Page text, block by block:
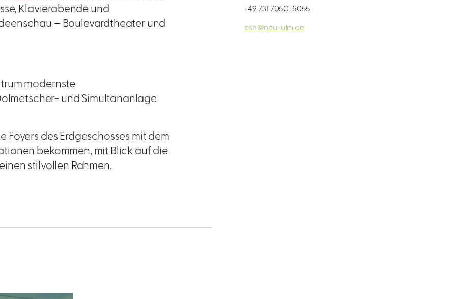
Klavierabende und
– Boulevardtheater und
modernste
und Simultananlage
des Erdgeschosses mit dem
bekommen, mit Blick auf die
stilvollen Rahmen.
+49 731 7050-5055
esh@neu-ulm.de